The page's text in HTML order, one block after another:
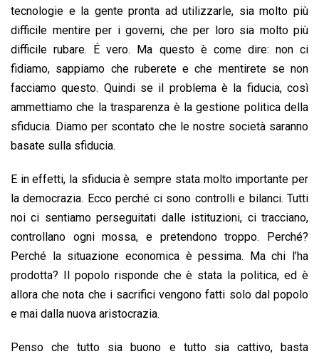
tecnologie e la gente pronta ad utilizzarle, sia molto più
difficile mentire per i governi, che per loro sia molto più
difficile rubare. É vero. Ma questo è come dire: non ci
fidiamo, sappiamo che ruberete e che mentirete se non
facciamo questo. Quindi se il problema è la fiducia, così
ammettiamo che la trasparenza è la gestione politica della
sfiducia. Diamo per scontato che le nostre società saranno
basate sulla sfiducia.
E in effetti, la sfiducia è sempre stata molto importante per
la democrazia. Ecco perché ci sono controlli e bilanci. Tutti
noi ci sentiamo perseguitati dalle istituzioni, ci tracciano,
controllano ogni mossa, e pretendono troppo. Perché?
Perché la situazione economica è pessima. Ma chi l’ha
prodotta? Il popolo risponde che è stata la politica, ed è
allora che nota che i sacrifici vengono fatti solo dal popolo
e mai dalla nuova aristocrazia.
Penso che tutto sia buono e tutto sia cattivo, basta